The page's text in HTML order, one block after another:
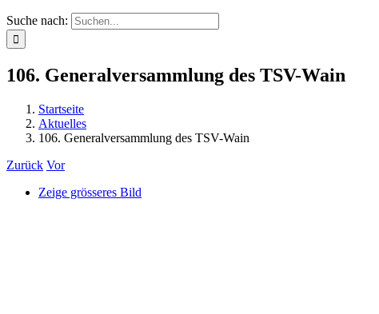
Suche nach:
106. Generalversammlung des TSV-Wain
Startseite
Aktuelles
106. Generalversammlung des TSV-Wain
Zurück Vor
Zeige grösseres Bild